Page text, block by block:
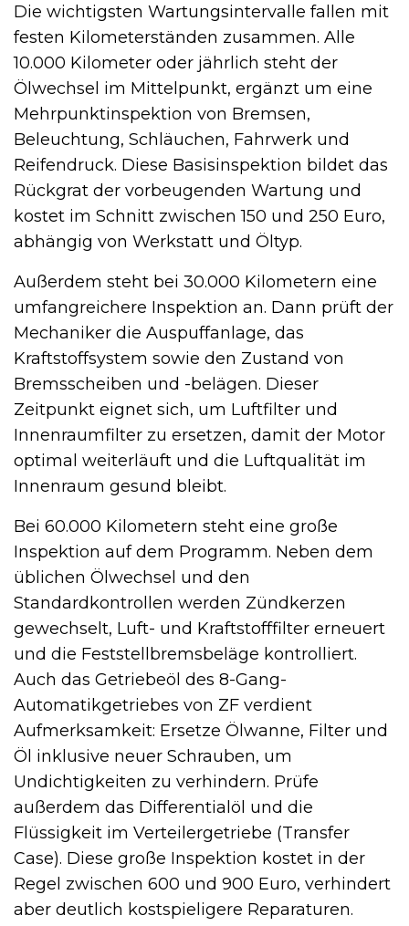
Die wichtigsten Wartungsintervalle fallen mit
festen Kilometerständen zusammen. Alle
10.000 Kilometer oder jährlich steht der
Ölwechsel im Mittelpunkt, ergänzt um eine
Mehrpunktinspektion von Bremsen,
Beleuchtung, Schläuchen, Fahrwerk und
Reifendruck. Diese Basisinspektion bildet das
Rückgrat der vorbeugenden Wartung und
kostet im Schnitt zwischen 150 und 250 Euro,
abhängig von Werkstatt und Öltyp.
Außerdem steht bei 30.000 Kilometern eine
umfangreichere Inspektion an. Dann prüft der
Mechaniker die Auspuffanlage, das
Kraftstoffsystem sowie den Zustand von
Bremsscheiben und -belägen. Dieser
Zeitpunkt eignet sich, um Luftfilter und
Innenraumfilter zu ersetzen, damit der Motor
optimal weiterläuft und die Luftqualität im
Innenraum gesund bleibt.
Bei 60.000 Kilometern steht eine große
Inspektion auf dem Programm. Neben dem
üblichen Ölwechsel und den
Standardkontrollen werden Zündkerzen
gewechselt, Luft- und Kraftstofffilter erneuert
und die Feststellbremsbeläge kontrolliert.
Auch das Getriebeöl des 8-Gang-
Automatikgetriebes von ZF verdient
Aufmerksamkeit: Ersetze Ölwanne, Filter und
Öl inklusive neuer Schrauben, um
Undichtigkeiten zu verhindern. Prüfe
außerdem das Differentialöl und die
Flüssigkeit im Verteilergetriebe (Transfer
Case). Diese große Inspektion kostet in der
Regel zwischen 600 und 900 Euro, verhindert
aber deutlich kostspieligere Reparaturen.